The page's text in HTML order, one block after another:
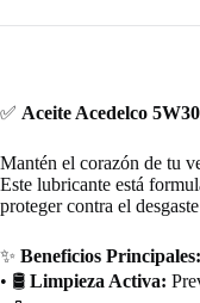
✅ Aceite Acedelco
Mantén el corazón de tu
Este lubricante está
proteger contra el
✨ Beneficios Principales:
• 🛢️ Limpieza Activa: